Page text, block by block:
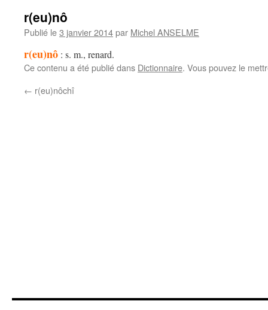
r(eu)nô
Publié le3 janvier 2014par Michel ANSELME
r(eu)nô : s. m., renard.
Ce contenu a été publié dans Dictionnaire. Vous pouvez le
← r(eu)nôchî